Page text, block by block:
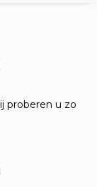
proberen u zo